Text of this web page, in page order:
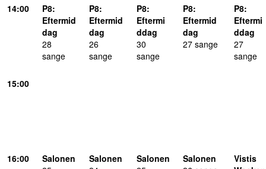
14:00 P8:
Eftermid
dag
28
sange
P8:
Eftermid
dag
26
sange
P8:
Eftermi
ddag
30
sange
P8:
Eftermid
dag
27 sange
P8:
Eftermi
ddag
27
sange
15:00
16:00
Salonen
Salonen
Salonen
Salonen
Vistis